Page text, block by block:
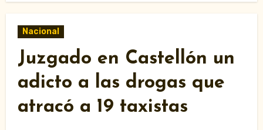
Nacional
Juzgado en Castellón un
adicto a las drogas que
atracó a 19 taxistas